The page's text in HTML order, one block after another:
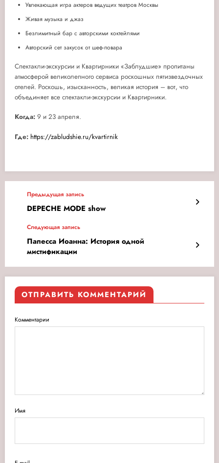
Увлекающая игра актеров ведущих театров Москвы
Живая музыка и джаз
Безлимитный бар с авторскими коктейлями
Авторский сет закусок от шеф-повара
Спектакли-экскурсии и Квартирники «Заблудшие» пропитаны
атмосферой великолепного сервиса роскошных пятизвездочных
отелей. Роскошь, изысканность, великая история – вот, что
объединяет все спектакли-экскурсии и Квартирники.
Когда: 9 и 23 апреля.
Где: https://zabludshie.ru/kvartirnik
Предыдущая запись
DEPECHE MODE show
Следующая запись
Папесса Иоанна: История одной
мистификации
ОТПРАВИТЬ КОММЕНТАРИЙ
Комментарии
Имя